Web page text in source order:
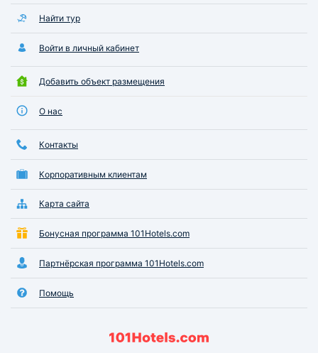
Найти тур
Войти в личный кабинет
Добавить объект размещения
О нас
Контакты
Корпоративным клиентам
Карта сайта
Бонусная программа 101Hotels.com
Партнёрская программа 101Hotels.com
Помощь